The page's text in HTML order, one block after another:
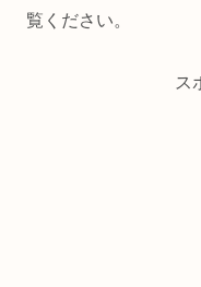
覧ください。
ス